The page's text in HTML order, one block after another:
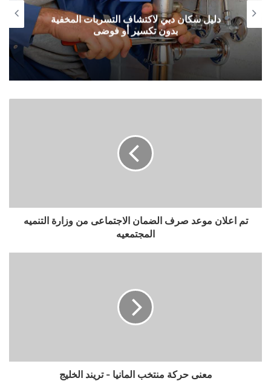
دليل سكان دبي لاكتشاف التسربات المخفية
بدون تكسير أو فوضى
تم اعلان موعد صرف الضمان الاجتماعى من وزارة التنميه
المجتمعيه
معنى حركة منتخب المانيا - تريند الخليج